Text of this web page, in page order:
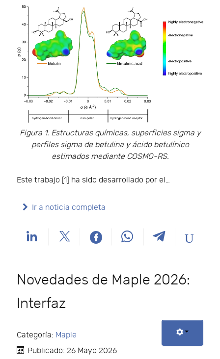
Figura 1. Estructuras químicas, superficies sigma y
perfiles sigma de betulina y ácido betulínico
estimados mediante COSMO-RS.
Este trabajo [1] ha sido desarrollado por el…
Ir a noticia completa
Novedades de Maple 2026:
Interfaz
Categoría: Maple
Publicado: 26 Mayo 2026